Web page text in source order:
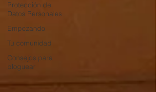
Protección de
Datos Personales
Empezando
Tu comunidad
Consejos para
bloguear